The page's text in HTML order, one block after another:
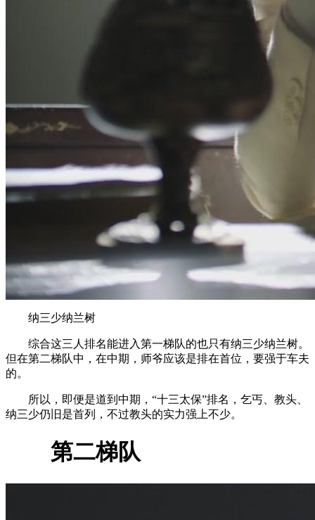
纳三少纳兰树
综合这三人排名能进入第一梯队的也只有纳三少纳兰树。
但在第二梯队中，在中期，师爷应该是排在首位，要强于车夫
的。
所以，即便是道到中期，“十三太保”排名，乞丐、教头、
纳三少仍旧是首列，不过教头的实力强上不少。
第二梯队